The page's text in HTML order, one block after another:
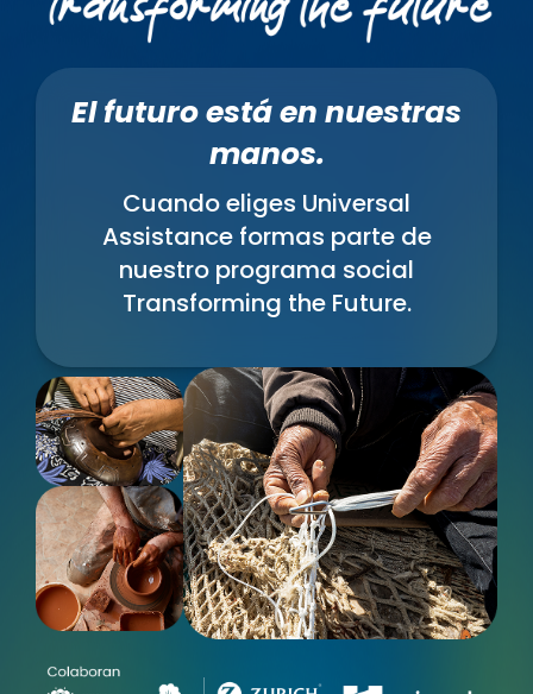
El futuro está en nuestras
manos.
Cuando eliges Universal
Assistance formas parte de
nuestro programa social
Transforming the Future.